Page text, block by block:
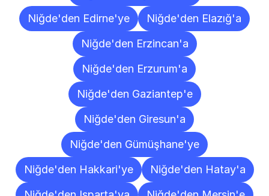
Niğde'den Edirne'ye
Niğde'den Elazığ'a
Niğde'den Erzincan'a
Niğde'den Erzurum'a
Niğde'den Gaziantep'e
Niğde'den Giresun'a
Niğde'den Gümüşhane'ye
Niğde'den Hakkari'ye
Niğde'den Hatay'a